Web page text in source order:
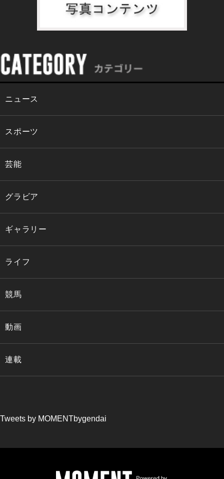
ニュース
スポーツ
芸能
グラビア
ギャラリー
ライフ
競馬
動画
連載
Tweets by MOMENTbygendai